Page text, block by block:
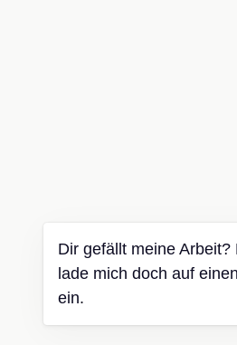
Dir gefällt meine Arbeit?
lade mich doch auf
ein.